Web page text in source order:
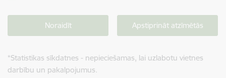
Noraidīt Apstiprināt atzīmētās
*Statistikas sīkdatnes - nepieciešamas, lai uzlabotu vietnes
darbību un pakalpojumus.